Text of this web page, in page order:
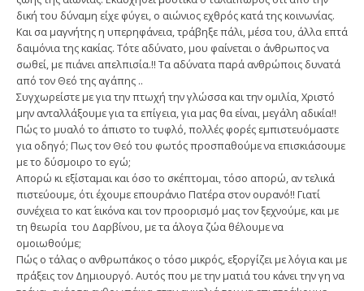
δική του δύναμη είχε φύγει, ο αιώνιος εχθρός κατά της κοινωνίας.
Και σα μαγνήτης η υπερηφάνεια, τράβηξε πάλι, μέσα του, άλλα επτά
δαιμόνια της κακίας. Τότε αδύνατο, μου φαίνεται ο άνθρωπος να
σωθεί, με πιάνει απελπισία.!! Τα αδύνατα παρά ανθρώποις δυνατά
από τον Θεό της αγάπης ..
Συγχωρείστε με για την πτωχή την γλώσσα και την ομιλία, Χριστό
μην ανταλλάξουμε για τα επίγεια, για μας θα είναι, μεγάλη αδικία!!
Πώς το μυαλό το άπιστο το τυφλό, πολλές φορές εμπιστευόμαστε
για οδηγό; Πως τον Θεό του φωτός προσπαθούμε να επισκιάσουμε
με το δύσμοιρο το εγώ;
Απορώ κι εξίσταμαι και όσο το σκέπτομαι, τόσο απορώ, αν τελικά
πιστεύουμε, ότι έχουμε επουράνιο Πατέρα στον ουρανό!! Γιατί
συνέχεια το κατ΄ εικόνα και τον προορισμό μας τον ξεχνούμε, και με
τη θεωρία του Δαρβίνου, με τα άλογα ζώα θέλουμε να
ομοιωθούμε;
Πώς ο τάλας ο ανθρωπάκος ο τόσο μικρός, εξοργίζει με λόγια και με
πράξεις τον Δημιουργό. Αυτός που με την ματιά του κάνει την γη να